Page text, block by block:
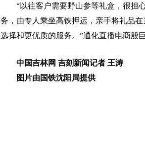
“以往客户需要野山参等礼盒，很担心
务，由专人乘坐高铁押运，亲手将礼品
选择和更优质的服务。”通化直播电商殷
中国吉林网 吉刻新闻记者 王涛
图片由国铁沈阳局提供